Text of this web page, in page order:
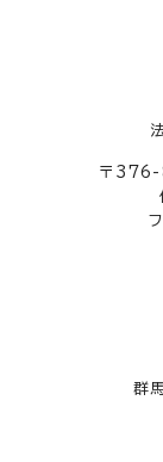
〒376-
群